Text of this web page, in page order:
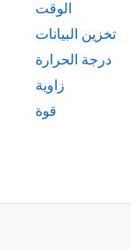
الوقت
تخزين البيانات
درجة الحرارة
زاوية
قوة